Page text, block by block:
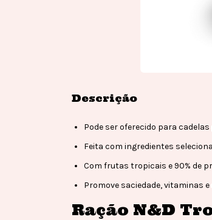
Descrição
Pode ser oferecido para
Feita com ingredientes
Com frutas tropicais e 90% de
Promove saciedade, vitaminas
Ração N&D